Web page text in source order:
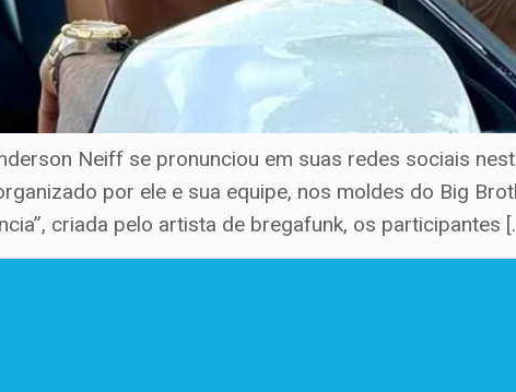
Neiff se pronunciou em suas redes sociais
por ele e sua equipe, nos moldes do Big
criada pelo artista de bregafunk, os participantes